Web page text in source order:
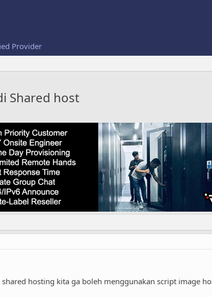
Provider
Shared host
hosting kita ga boleh menggunakan script image